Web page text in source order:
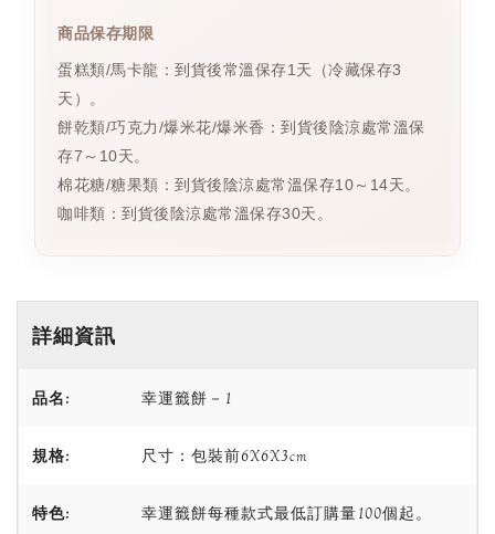
商品保存期限
蛋糕類/馬卡龍：到貨後常溫保存1天（冷藏保存3
天）。
餅乾類/巧克力/爆米花/爆米香：到貨後陰涼處常溫保
存7～10天。
棉花糖/糖果類：到貨後陰涼處常溫保存10～14天。
咖啡類：到貨後陰涼處常溫保存30天。
詳細資訊
品名: 幸運籤餅－1
規格: 尺寸：包裝前6X6X3cm
特色: 幸運籤餅每種款式最低訂購量100個起。